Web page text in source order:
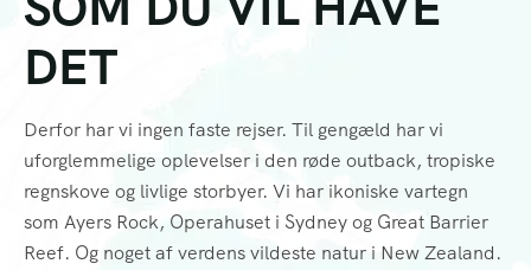
DET
Derfor har vi ingen faste rejser. Til gengæld har vi
uforglemmelige oplevelser i den røde outback, tropiske
regnskove og livlige storbyer. Vi har ikoniske vartegn
som Ayers Rock, Operahuset i Sydney og Great Barrier
Reef. Og noget af verdens vildeste natur i New Zealand.